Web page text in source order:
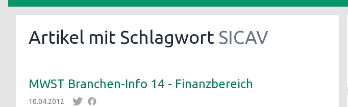
Artikel mit Schlagwort SICAV
MWST Branchen-Info 14 - Finanzbereich
10.04.2012